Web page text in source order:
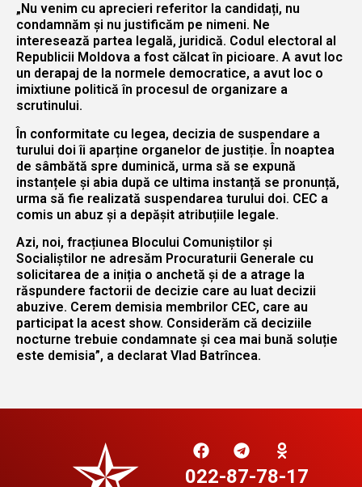
„Nu venim cu aprecieri referitor la candidați, nu
condamnăm și nu justificăm pe nimeni. Ne
interesează partea legală, juridică. Codul electoral al
Republicii Moldova a fost călcat în picioare. A avut loc
un derapaj de la normele democratice, a avut loc o
imixtiune politică în procesul de organizare a
scrutinului.
În conformitate cu legea, decizia de suspendare a
turului doi îi aparține organelor de justiție. În noaptea
de sâmbătă spre duminică, urma să se expună
instanțele și abia după ce ultima instanță se pronunță,
urma să fie realizată suspendarea turului doi. CEC a
comis un abuz și a depășit atribuțiile legale.
Azi, noi, fracțiunea Blocului Comuniștilor și
Socialiștilor ne adresăm Procuraturii Generale cu
solicitarea de a iniția o anchetă și de a atrage la
răspundere factorii de decizie care au luat decizii
abuzive. Cerem demisia membrilor CEC, care au
participat la acest show. Considerăm că deciziile
nocturne trebuie condamnate și cea mai bună soluție
este demisia”, a declarat Vlad Batrîncea.
022-87-78-17